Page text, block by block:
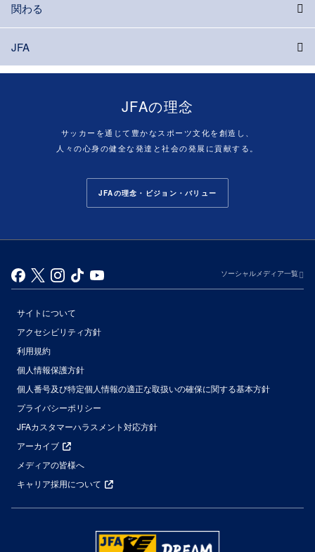
関わる
JFA
JFAの理念
サッカーを通じて豊かなスポーツ文化を創造し、
人々の心身の健全な発達と社会の発展に貢献する。
JFAの理念・ビジョン・バリュー
ソーシャルメディア一覧
サイトについて
アクセシビリティ方針
利用規約
個人情報保護方針
個人番号及び特定個人情報の適正な取扱いの確保に関する基本方針
プライバシーポリシー
JFAカスタマーハラスメント対応方針
アーカイブ
メディアの皆様へ
キャリア採用について